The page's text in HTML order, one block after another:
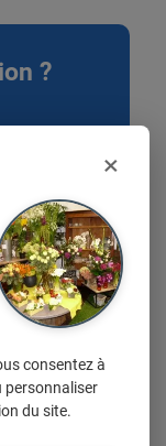
?
9h30 à
×
consentez à
personnaliser
du site.